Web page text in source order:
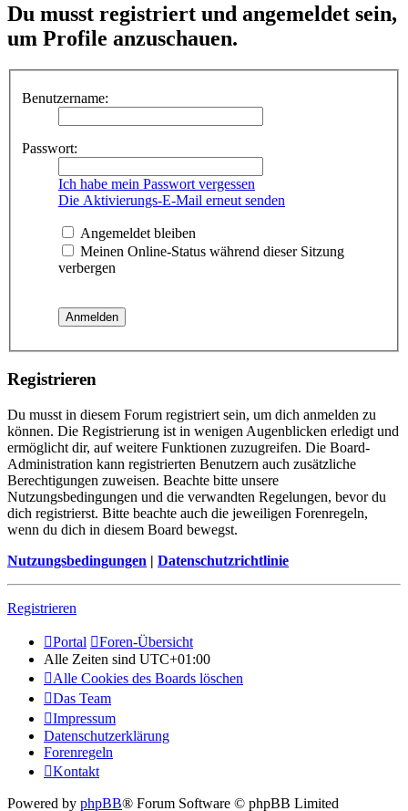
Du musst registriert und angemeldet sein,
um Profile anzuschauen.
Benutzername:
Passwort:
Ich habe mein Passwort vergessen
Die Aktivierungs-E-Mail erneut senden
Angemeldet bleiben
Meinen Online-Status während dieser Sitzung
verbergen
Registrieren
Du musst in diesem Forum registriert sein, um dich anmelden zu
können. Die Registrierung ist in wenigen Augenblicken erledigt und
ermöglicht dir, auf weitere Funktionen zuzugreifen. Die Board-
Administration kann registrierten Benutzern auch zusätzliche
Berechtigungen zuweisen. Beachte bitte unsere
Nutzungsbedingungen und die verwandten Regelungen, bevor du
dich registrierst. Bitte beachte auch die jeweiligen Forenregeln,
wenn du dich in diesem Board bewegst.
Nutzungsbedingungen | Datenschutzrichtlinie
Registrieren
Portal
Foren-Übersicht
Alle Zeiten sind UTC+01:00
Alle Cookies des Boards löschen
Das Team
Impressum
Datenschutzerklärung
Forenregeln
Kontakt
Powered by phpBB® Forum Software © phpBB Limited